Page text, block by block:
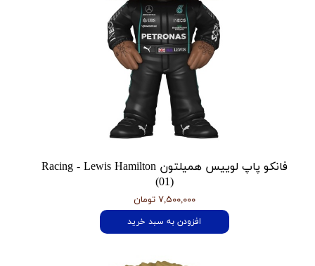
فانکو پاپ لوییس همیلتون Racing - Lewis Hamilton
(01)
۷,۵۰۰,۰۰۰ تومان
افزودن به سبد خرید